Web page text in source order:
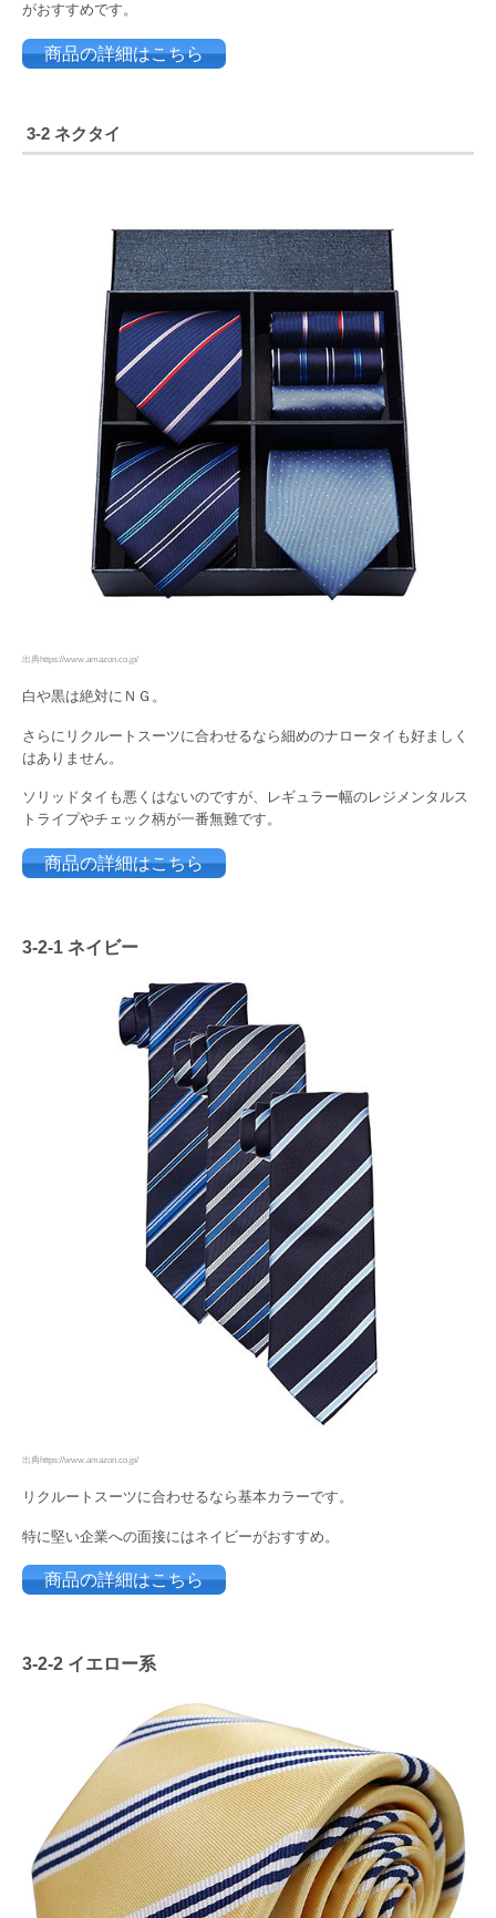
がおすすめです。
商品の詳細はこちら
3-2 ネクタイ
出典https://www.amazon.co.jp/
白や黒は絶対にＮＧ。
さらにリクルートスーツに合わせるなら細めのナロータイも好ましく
はありません。
ソリッドタイも悪くはないのですが、レギュラー幅のレジメンタルス
トライプやチェック柄が一番無難です。
商品の詳細はこちら
3-2-1 ネイビー
出典https://www.amazon.co.jp/
リクルートスーツに合わせるなら基本カラーです。
特に堅い企業への面接にはネイビーがおすすめ。
商品の詳細はこちら
3-2-2 イエロー系